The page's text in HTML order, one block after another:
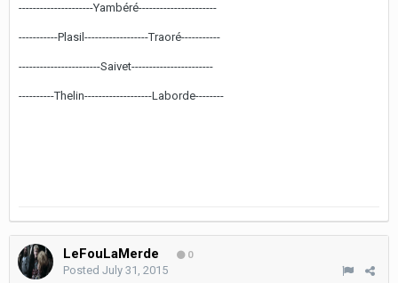
---------------------Yambéré----------------------
-----------Plasil------------------Traoré-----------
-----------------------Saivet-----------------------
----------Thelin-------------------Laborde--------
LeFouLaMerde 0
Posted July 31, 2015